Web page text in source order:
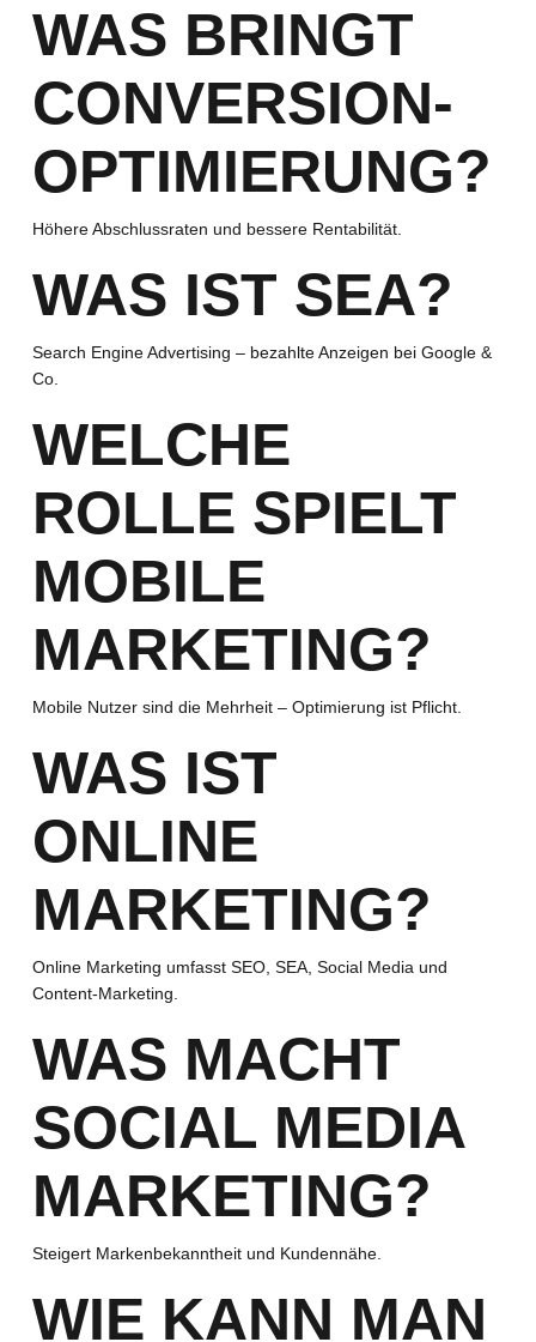
WAS BRINGT
CONVERSION-
OPTIMIERUNG?
Höhere Abschlussraten und bessere Rentabilität.
WAS IST SEA?
Search Engine Advertising – bezahlte Anzeigen bei Google &
Co.
WELCHE
ROLLE SPIELT
MOBILE
MARKETING?
Mobile Nutzer sind die Mehrheit – Optimierung ist Pflicht.
WAS IST
ONLINE
MARKETING?
Online Marketing umfasst SEO, SEA, Social Media und
Content-Marketing.
WAS MACHT
SOCIAL MEDIA
MARKETING?
Steigert Markenbekanntheit und Kundennähe.
WIE KANN MAN